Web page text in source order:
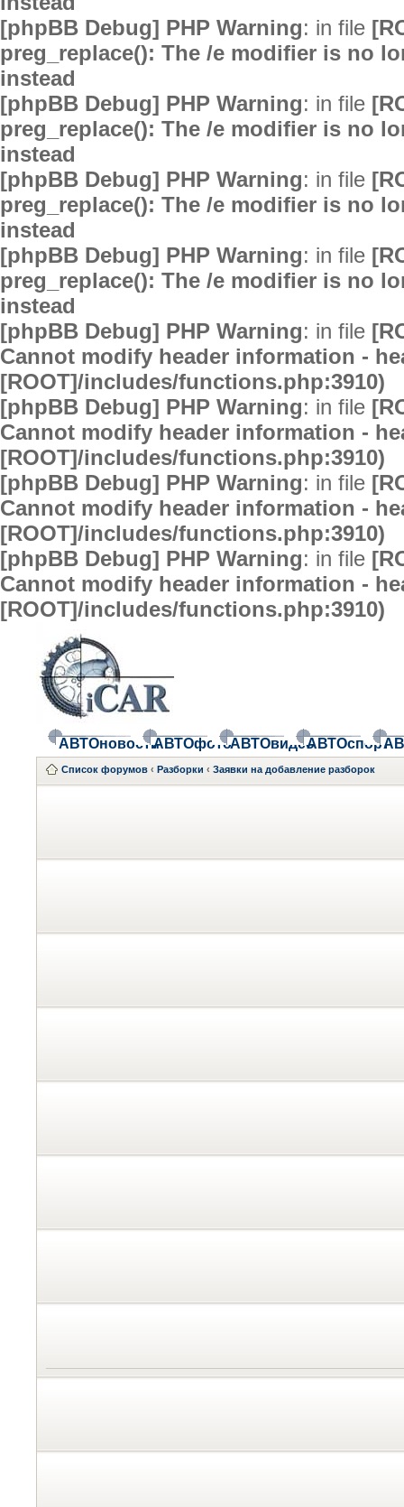
[phpBB Debug] PHP Warning: in file
preg_replace(): The /e modifier is no
instead
[phpBB Debug] PHP Warning: in file
preg_replace(): The /e modifier is no
instead
[phpBB Debug] PHP Warning: in file
preg_replace(): The /e modifier is no
instead
[phpBB Debug] PHP Warning: in file
preg_replace(): The /e modifier is no
instead
[phpBB Debug] PHP Warning: in file
Cannot modify header information -
[ROOT]/includes/functions.php:3910)
[phpBB Debug] PHP Warning: in file
Cannot modify header information -
[ROOT]/includes/functions.php:3910)
[phpBB Debug] PHP Warning: in file
Cannot modify header information -
[ROOT]/includes/functions.php:3910)
[phpBB Debug] PHP Warning: in file
Cannot modify header information -
[ROOT]/includes/functions.php:3910)
АВТОновостиАВТОфотоАВТОвидеоАВТОспорт
Список форумов ‹ Разборки ‹ Заявки на добавление разборок